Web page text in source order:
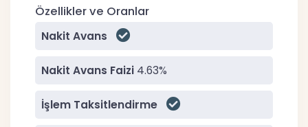
Özellikler ve Oranlar
Nakit Avans
Nakit Avans Faizi 4.63%
İşlem Taksitlendirme